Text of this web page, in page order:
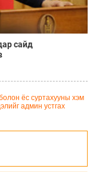
сайд
ёс суртахууны хэм
админ устгах